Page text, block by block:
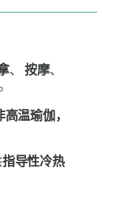
、按摩、
温瑜伽，
指导性冷热